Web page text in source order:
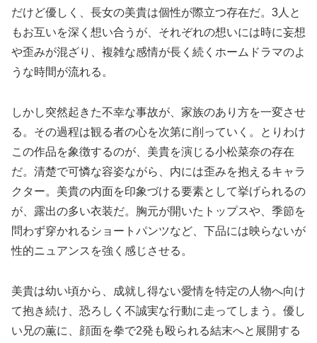
だけど優しく、長女の美貴は個性が際立つ存在だ。3人と
もお互いを深く想い合うが、それぞれの想いには時に妄想
や歪みが混ざり、複雑な感情が長く続くホームドラマのよ
うな時間が流れる。
しかし突然起きた不幸な事故が、家族のあり方を一変させ
る。その過程は観る者の心を次第に削っていく。とりわけ
この作品を象徴するのが、美貴を演じる小松菜奈の存在
だ。清楚で可憐な容姿ながら、内には歪みを抱えるキャラ
クター。美貴の内面を印象づける要素として挙げられるの
が、露出の多い衣装だ。胸元が開いたトップスや、季節を
問わず穿かれるショートパンツなど、下品には映らないが
性的ニュアンスを強く感じさせる。
美貴は幼い頃から、成就し得ない愛情を特定の人物へ向け
て抱き続け、恐ろしく不誠実な行動に走ってしまう。優し
い兄の薫に、顔面を拳で2発も殴られる結末へと展開する